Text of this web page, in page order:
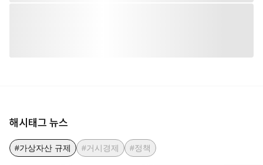
해시태그 뉴스
#가상자산 규제 #거시경제 #정책